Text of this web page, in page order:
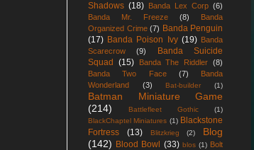
Shadows (18) Banda Lex Corp (6)
Banda Mr. Freeze
(8)
Banda
Organized Crime (7) Banda Penguin
(17) Banda Poison Ivy (19) Banda
Scarecrow
(9)
Banda Suicide
Squad
(15) Banda The Riddler (8)
Banda Two Face
(7)
Banda
Wonderland
(3) Bat-builder (1)
Batman Miniature Game
(214)
Battlefleet Gothic
(1)
BlackChaptel Miniatures (1) Blackstone
Fortress
(13) Blitzkrieg (2)
Blog
(142) Blood Bowl (33) blos (1) Bolt